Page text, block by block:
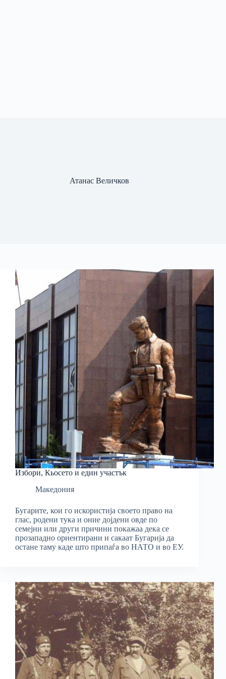
Атанас Величков
Избори, Кьосето и един участък
Македония
Бугарите, кои го искористија своето право на
глас, родени тука и оние дојдени овде по
семејни или други причини покажаа дека се
прозападно ориентирани и сакаат Бугарија да
остане таму каде што припаѓа во НАТО и во ЕУ.